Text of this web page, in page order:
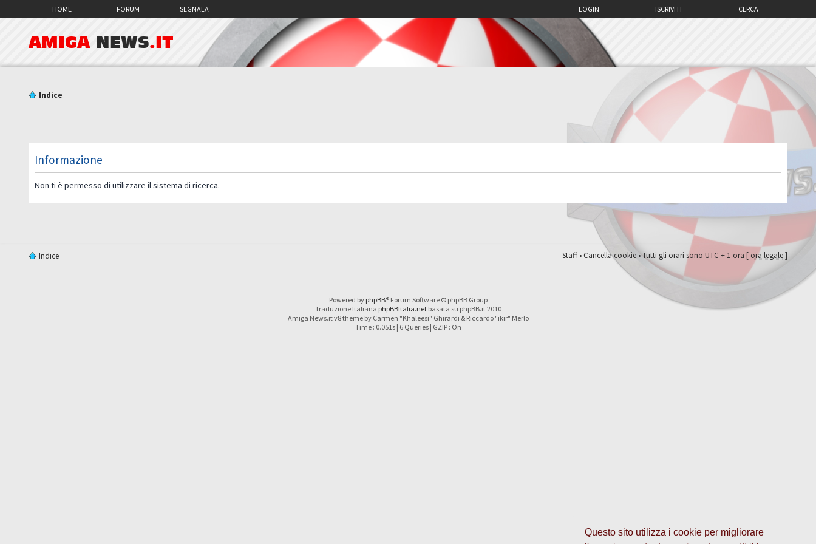
Questo sito utilizza i cookie per migliorare
HOME FORUM SEGNALA CERCA
ISCRIVITI
LOGIN
AMIGA NEWS.IT
Indice
Informazione
Non ti è permesso di utilizzare il sistema di ricerca.
Indice Staff•Cancella cookie• Tutti gli orari sono UTC + 1 ora [ ora legale]
Powered by phpBB® Forum Software © phpBB Group
Traduzione Italiana phpBBItalia.netbasata su phpBB.it 2010
Amiga News.it v8 theme by Carmen "Khaleesi" Ghirardi & Riccardo "ikir" Merlo
Time : 0.051s | 6 Queries | GZIP : On